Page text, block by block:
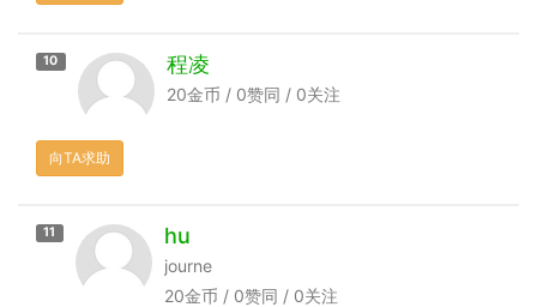
10 程凌
20金币 / 0赞同 / 0关注
向TA求助
11 hu
journe
20金币 / 0赞同 / 0关注